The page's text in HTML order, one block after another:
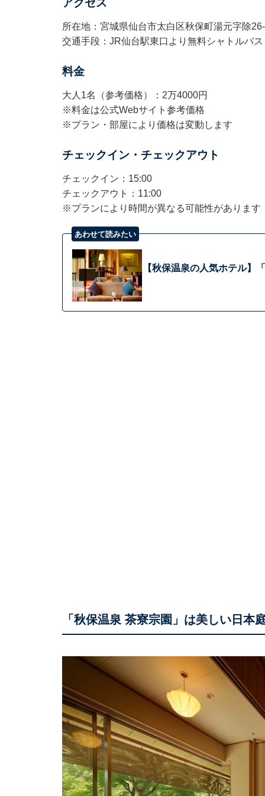
アクセス
所在地：宮城県仙台市太白区秋保町湯元字除
交通手段：JR仙台駅東口より無料シャトルバ
料金
大人1名（参考価格）：2万4000円
※料金は公式Webサイト参考価格
※プラン・部屋により価格は変動します
チェックイン・チェックアウト
チェックイン：15:00
チェックアウト：11:00
※プランにより時間が異なる可能性があります
あわせて読みたい
【秋保温泉の人気ホテル】
「秋保温泉 茶寮宗園」は美しい日本